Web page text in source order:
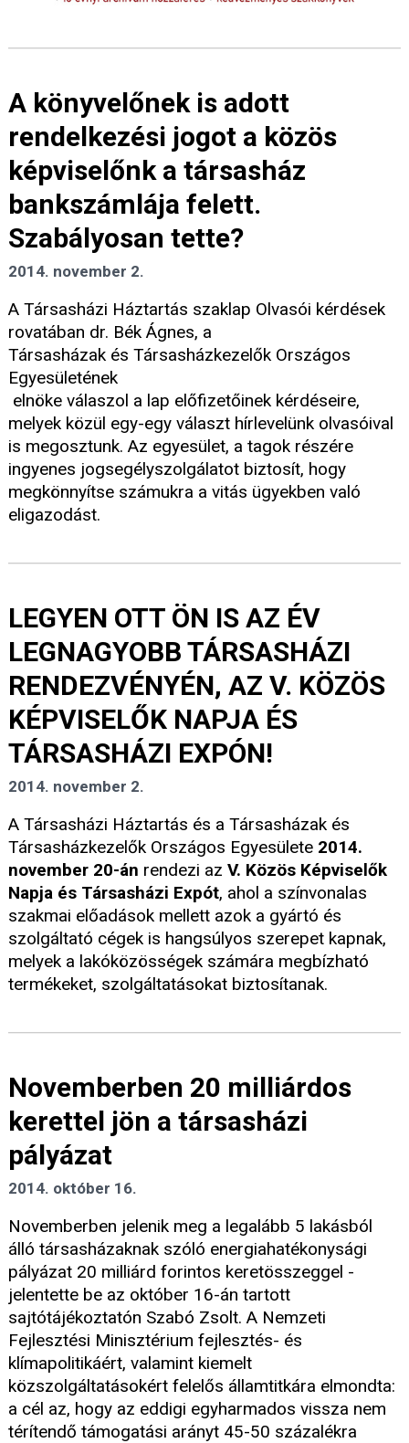
A könyvelőnek is adott
rendelkezési jogot a közös
képviselőnk a társasház
bankszámlája felett.
Szabályosan tette?
2014. november 2.
A Társasházi Háztartás szaklap Olvasói kérdések
rovatában dr. Bék Ágnes, a
Társasházak és Társasházkezelők Országos
Egyesületének
elnöke válaszol a lap előfizetőinek kérdéseire,
melyek közül egy-egy választ hírlevelünk olvasóival
is megosztunk. Az egyesület, a tagok részére
ingyenes jogsegélyszolgálatot biztosít, hogy
megkönnyítse számukra a vitás ügyekben való
eligazodást.
LEGYEN OTT ÖN IS AZ ÉV
LEGNAGYOBB TÁRSASHÁZI
RENDEZVÉNYÉN, AZ V. KÖZÖS
KÉPVISELŐK NAPJA ÉS
TÁRSASHÁZI EXPÓN!
2014. november 2.
A Társasházi Háztartás és a Társasházak és
Társasházkezelők Országos Egyesülete 2014.
november 20-án rendezi az V. Közös Képviselők
Napja és Társasházi Expót, ahol a színvonalas
szakmai előadások mellett azok a gyártó és
szolgáltató cégek is hangsúlyos szerepet kapnak,
melyek a lakóközösségek számára megbízható
termékeket, szolgáltatásokat biztosítanak.
Novemberben 20 milliárdos
kerettel jön a társasházi
pályázat
2014. október 16.
Novemberben jelenik meg a legalább 5 lakásból
álló társasházaknak szóló energiahatékonysági
pályázat 20 milliárd forintos keretösszeggel -
jelentette be az október 16-án tartott
sajtótájékoztatón Szabó Zsolt. A Nemzeti
Fejlesztési Minisztérium fejlesztés- és
klímapolitikáért, valamint kiemelt
közszolgáltatásokért felelős államtitkára elmondta:
a cél az, hogy az eddigi egyharmados vissza nem
térítendő támogatási arányt 45-50 százalékra